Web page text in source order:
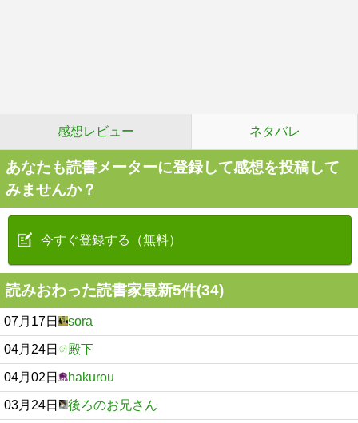
感想レビュー ネタバレ
あなたも読書メーターに登録して感想を投稿して
みませんか？
今すぐ登録する（無料）
読みおわった読書家最新5件(34)
07月17日 sora
04月24日 殿下
04月02日 hakurou
03月24日 後ろのお兄さん